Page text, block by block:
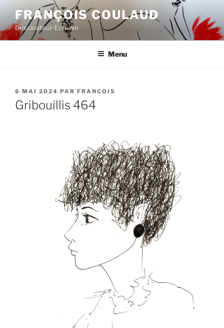
contenu
principal
FRANÇOIS COULAUD
Dessinateur-Ecrivain
Menu
PUBLIÉ
LE
6 MAI 2024 PAR FRANCOIS
Gribouillis 464